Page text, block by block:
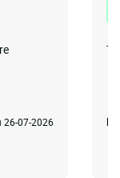
26-07-2026